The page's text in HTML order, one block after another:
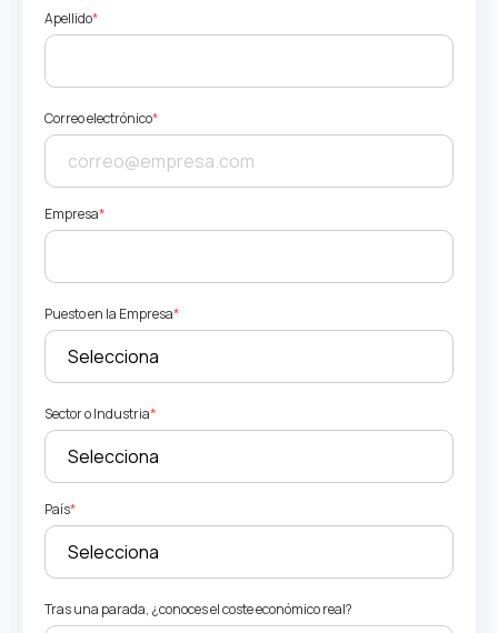
Apellido*
Correo electrónico*
Empresa*
Puesto en la Empresa*
Sector o Industria*
País*
Tras una parada, ¿conoces el coste económico real?